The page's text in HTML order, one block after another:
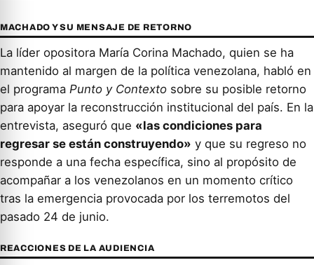
MACHADO Y SU MENSAJE DE RETORNO
La líder opositora María Corina Machado, quien se ha
mantenido al margen de la política venezolana, habló en
el programa Punto y Contexto sobre su posible retorno
para apoyar la reconstrucción institucional del país. En la
entrevista, aseguró que «las condiciones para
regresar se están construyendo» y que su regreso no
responde a una fecha específica, sino al propósito de
acompañar a los venezolanos en un momento crítico
tras la emergencia provocada por los terremotos del
pasado 24 de junio.
REACCIONES DE LA AUDIENCIA